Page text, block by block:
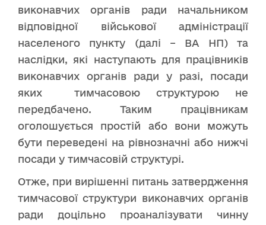
виконавчих органів ради начальником
відповідної військової адміністрації
населеного пункту (далі – ВА НП) та
наслідки, які наступають для працівників
виконавчих органів ради у разі, посади
яких тимчасовою структурою не
передбачено. Таким працівникам
оголошується простій або вони можуть
бути переведені на рівнозначні або нижчі
посади у тимчасовій структурі.
Отже, при вирішенні питань затвердження
тимчасової структури виконавчих органів
ради доцільно проаналізувати чинну